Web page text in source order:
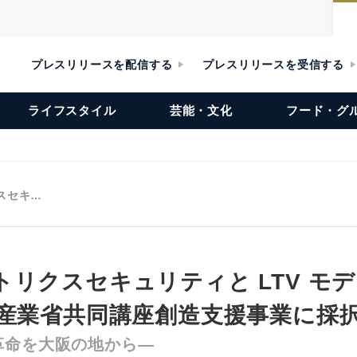
プレスリリースを配信する プレスリリースを受信する
ライフスタイル 芸能・文化 フード・グ
セキ…
リクスセキュリティと LTV モ
業省共同講座創造支援事業に採
を大阪の地から―